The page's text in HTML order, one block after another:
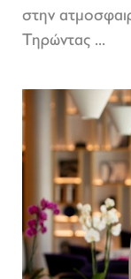
στην
Τηρώντας ...